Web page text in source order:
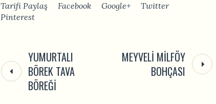
Tarifi Paylaş Facebook Google+
Twitter
Pinterest
YUMURTALI
BÖREK TAVA
BÖREĞI
MEYVELI MILFÖY
BOHÇASI